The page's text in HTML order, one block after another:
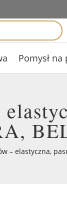
Pomysł na
– elastyczna,